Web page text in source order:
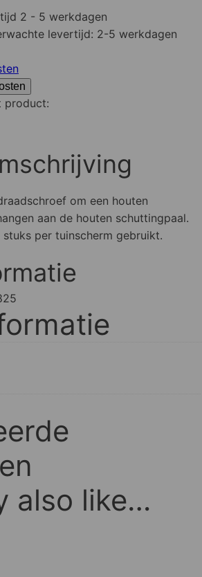
2 - 5 werkdagen
levertijd: 2-5 werkdagen
product:
om een houten
aan de houten schuttingpaal.
per tuinscherm gebruikt.
also like…